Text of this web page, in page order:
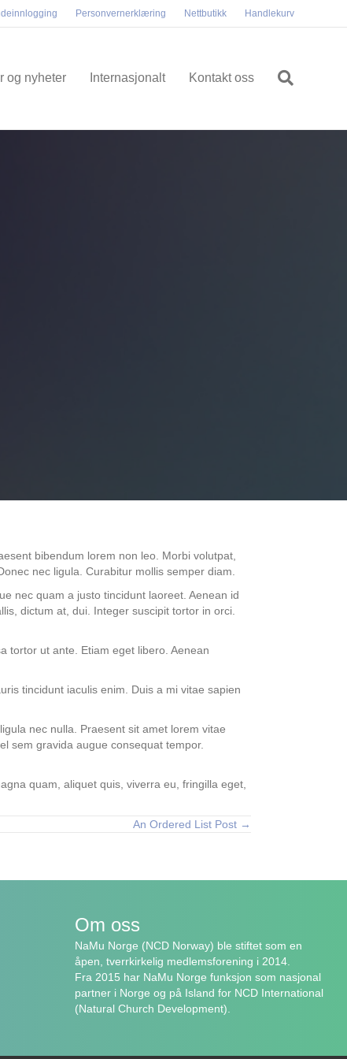
Personvernerklæring Nettbutikk Handlekurv
og nyheter Internasjonalt Kontakt oss
bibendum lorem non leo. Morbi volutpat,
nec ligula. Curabitur mollis semper diam.
nec quam a justo tincidunt laoreet. Aenean id
dictum at, dui. Integer suscipit tortor in orci.
tortor ut ante. Etiam eget libero. Aenean
tincidunt iaculis enim. Duis a mi vitae sapien
nec nulla. Praesent sit amet lorem vitae
sem gravida augue consequat tempor.
quam, aliquet quis, viverra eu, fringilla eget,
An Ordered List Post →
Om oss
NaMu Norge (NCD Norway) ble stiftet som en
åpen, tverrkirkelig medlemsforening i 2014.
Fra 2015 har NaMu Norge funksjon som nasjonal
partner i Norge og på Island for NCD International
(Natural Church Development).